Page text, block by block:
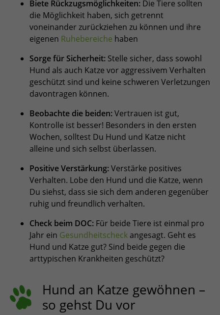
Biete Rückzugsmöglichkeiten: Die Tiere sollten
die Möglichkeit haben, sich getrennt
voneinander zurückziehen zu können und ihre
eigenen Ruhebereiche haben
Sorge für Sicherheit: Stelle sicher, dass sowohl
Hund als auch Katze vor aggressivem Verhalten
geschützt sind und keine schweren Verletzungen
davontragen können.
Beobachte die beiden:Vertrauen ist gut,
Kontrolle ist besser! Besonders in den ersten
Wochen, solltest Du Hund und Katze nicht
alleine und sich selbst überlassen.
Positive Verstärkung:Verstärke positives
Verhalten. Lobe den Hund und die Katze, wenn
Du siehst, dass sie sich dem anderen gegenüber
ruhig und freundlich verhalten.
Check beim DOC: Für beide Tiere ist einmal pro
Jahr ein Gesundheitscheckangesagt. Geht es
Hund und Katze gut? Sind beide gegen die
arttypischen Krankheiten geschützt?
Hund an Katze gewöhnen –
so gehst Du vor